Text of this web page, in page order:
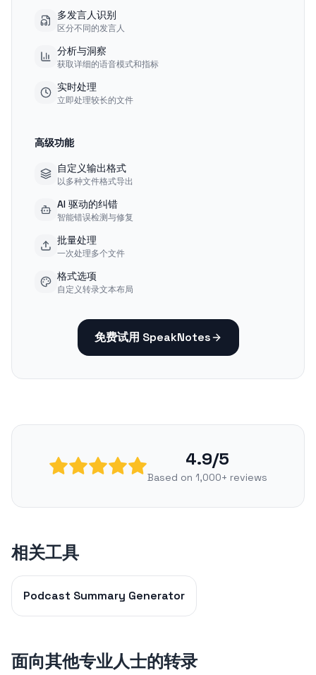
多发言人识别
区分不同的发言人
分析与洞察
获取详细的语音模式和指标
实时处理
立即处理较长的文件
高级功能
自定义输出格式
以多种文件格式导出
AI 驱动的纠错
智能错误检测与修复
批量处理
一次处理多个文件
格式选项
自定义转录文本布局
免费试用 SpeakNotes
4.9/5
Based on 1,000+ reviews
相关工具
Podcast Summary Generator
面向其他专业人士的转录